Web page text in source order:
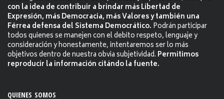
con la idea de contribuir a brindar más Libertad de
Expresión, más Democracia, más Valores y también una
Férrea defensa del Sistema Democrático. Podrán participar
todos quienes se manejen con el debito respeto, lenguaje y
consideración y honestamente, intentaremos ser lo más
objetivos dentro de nuestra obvia subjetividad. Permitimos
reproducir la información citándo la fuente.
QUIENES SOMOS